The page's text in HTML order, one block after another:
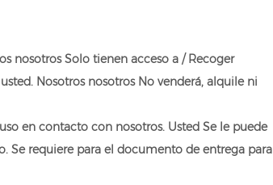
nosotros Solo tienen acceso a / Recoger
Nosotros nosotros No venderá, alquile ni
en contacto con nosotros. Usted Se le puede
Se requiere para el documento de entrega para